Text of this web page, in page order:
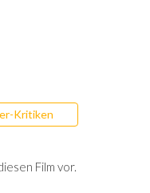
Kritiken
Film vor.